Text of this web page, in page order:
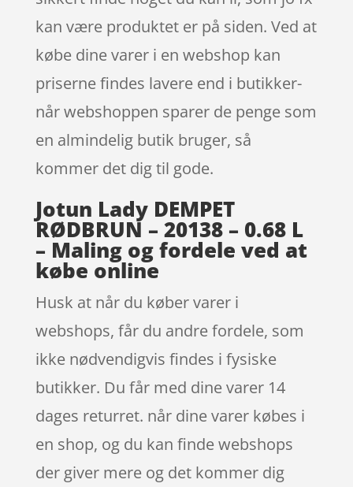
kan være produktet er på siden. Ved at
købe dine varer i en webshop kan
priserne findes lavere end i butikker-
når webshoppen sparer de penge som
en almindelig butik bruger, så
kommer det dig til gode.
Jotun Lady DEMPET
RØDBRUN – 20138 – 0.68 L
– Maling og fordele ved at
købe online
Husk at når du køber varer i
webshops, får du andre fordele, som
ikke nødvendigvis findes i fysiske
butikker. Du får med dine varer 14
dages returret. når dine varer købes i
en shop, og du kan finde webshops
der giver mere og det kommer dig